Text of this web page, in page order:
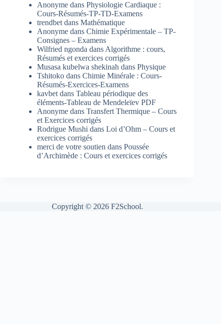
Anonyme dans Physiologie Cardiaque :
Cours-Résumés-TP-TD-Examens
trendbet dans Mathématique
Anonyme dans Chimie Expérimentale – TP-
Consignes – Examens
Wilfried ngonda dans Algorithme : cours,
Résumés et exercices corrigés
Musasa kubelwa shekinah dans Physique
Tshitoko dans Chimie Minérale : Cours-
Résumés-Exercices-Examens
kavbet dans Tableau périodique des
éléments-Tableau de Mendeleïev PDF
Anonyme dans Transfert Thermique – Cours
et Exercices corrigés
Rodrigue Mushi dans Loi d’Ohm – Cours et
exercices corrigés
merci de votre soutien dans Poussée
d’Archimède : Cours et exercices corrigés
Copyright © 2026 F2School.